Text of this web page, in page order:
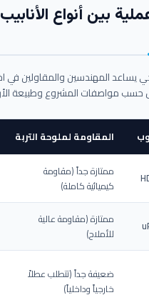
بين أنواع
المهندسين والمقاولين في
حسب مواصفات المشروع وطبيعة
المقاومة لملوحة التربة
ممتازة جداً (مقاومة
كيميائية كاملة)
ممتازة (مقاومة عالية
للأملاح)
ضعيفة جداً (تتطلب عطلاً
خارجياً وداخلياً)